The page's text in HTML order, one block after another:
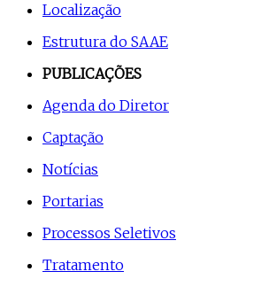
Localização
Estrutura do SAAE
PUBLICAÇÕES
Agenda do Diretor
Captação
Notícias
Portarias
Processos Seletivos
Tratamento